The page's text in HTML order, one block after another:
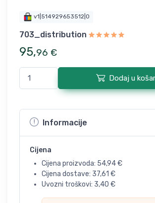
v1|514929653512|0
703_distribution
95,96 €
Dodaj u
Informacije
Cijena
Cijena proizvoda: 54,94€
Cijena dostave: 37,61 €
Uvozni troškovi: 3,40 €